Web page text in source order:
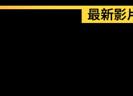
最新影